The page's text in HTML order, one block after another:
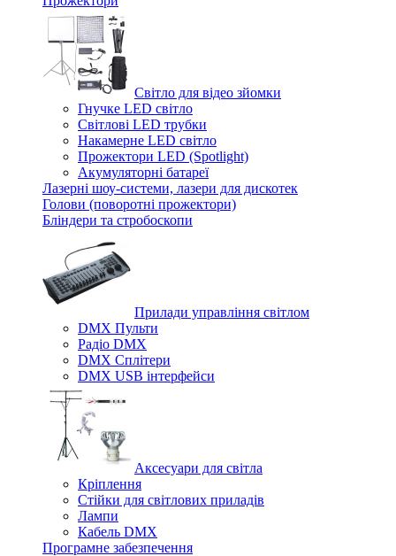
Світло для відео зйомки
Гнучке LED світло
Світлові LED трубки
Накамерне LED світло
Прожектори LED (Spotlight)
Акумуляторні батареї
Лазерні шоу-системи, лазери для дискотек
Голови (поворотні прожектори)
Бліндери та стробоскопи
Прилади управління світлом
DMX Пульти
Радіо DMX
DMX Сплітери
DMX USB інтерфейси
Аксесуари для світла
Кріплення
Стійки для світлових приладів
Лампи
Кабель DMX
Програмне забезпечення